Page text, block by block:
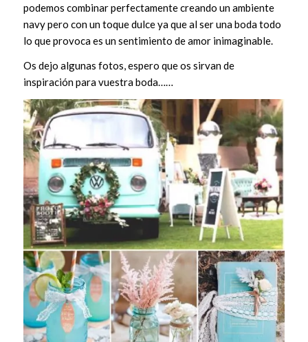
podemos combinar perfectamente creando un ambiente
navy pero con un toque dulce ya que al ser una boda todo
lo que provoca es un sentimiento de amor inimaginable.
Os dejo algunas fotos, espero que os sirvan de
inspiración para vuestra boda……